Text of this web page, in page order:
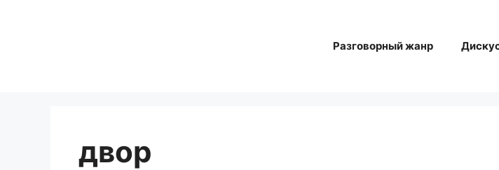
Разговорный жанр
двор